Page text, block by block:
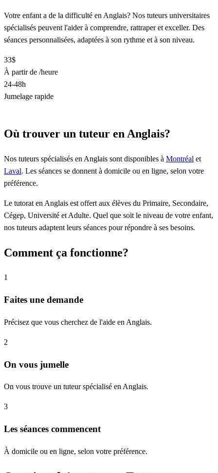
Votre enfant a de la difficulté en Anglais? Nos tuteurs universitaires
spécialisés peuvent l'aider à comprendre, rattraper et exceller. Des
séances personnalisées, adaptées à son rythme et à son niveau.
33$
À partir de /heure
24-48h
Jumelage rapide
Où trouver un tuteur en Anglais?
Nos tuteurs spécialisés en Anglais sont disponibles à Montréal et
Laval. Les séances se donnent à domicile ou en ligne, selon votre
préférence.
Le tutorat en Anglais est offert aux élèves du Primaire, Secondaire,
Cégep, Université et Adulte. Quel que soit le niveau de votre enfant,
nos tuteurs adaptent leurs séances pour répondre à ses besoins.
Comment ça fonctionne?
1
Faites une demande
Précisez que vous cherchez de l'aide en Anglais.
2
On vous jumelle
On vous trouve un tuteur spécialisé en Anglais.
3
Les séances commencent
À domicile ou en ligne, selon votre préférence.